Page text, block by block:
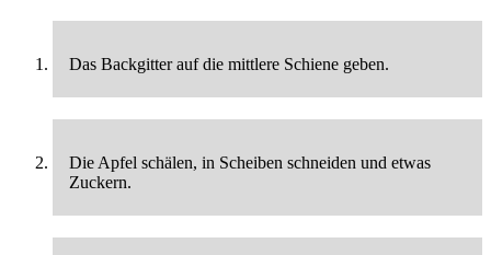
Das Backgitter auf die mittlere Schiene geben.
Die Apfel schälen, in Scheiben schneiden und etwas
Zuckern.